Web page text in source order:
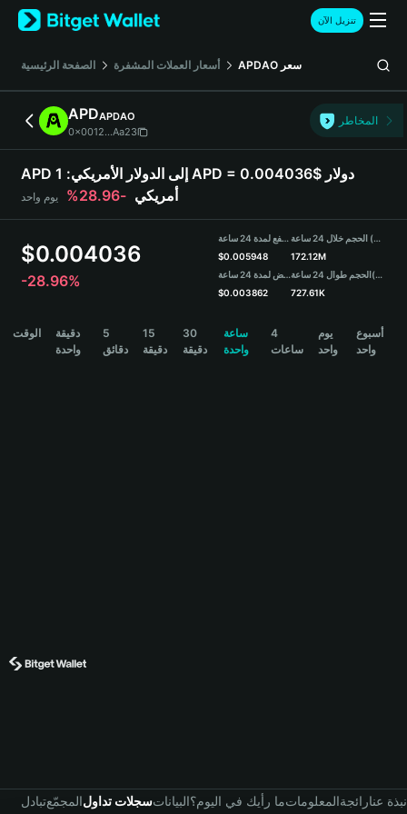
English
日本語
Русский
Español (Latinoamérica)
Türkçe
Deutsch
简体中文
Português (Portugal)
Bahasa Indonesia
বাংলা
تنزيل الآن
الصفحة الرئيسية أسعار العملات المشفرة APDAO سعر
APDAPDAO
0x0012...Aa23
المخاطر
APD إلى الدولار الأمريكي: 1 APD = 0.004036$ دولار
أمريكي -28.96% يوم واحد
$0.004036
-28.96%
مرتفع لمدة 24 ساعة
$0.005948
منخفض لمدة 24 ساعة
$0.003862
الحجم خلال 24 ساعة (APD)
172.12M
الحجم طوال 24 ساعة(USDT)
727.61K
الوقت
دقيقة
واحدة
5
دقائق
15
دقيقة
30
دقيقة
ساعة
واحدة
4
ساعات
يوم
واحد
أسبوع
واحد
تبادلالمجمّعسجلات تداولالبياناتما رأيك في اليوم؟المعلوماترائجةنبذة عنا